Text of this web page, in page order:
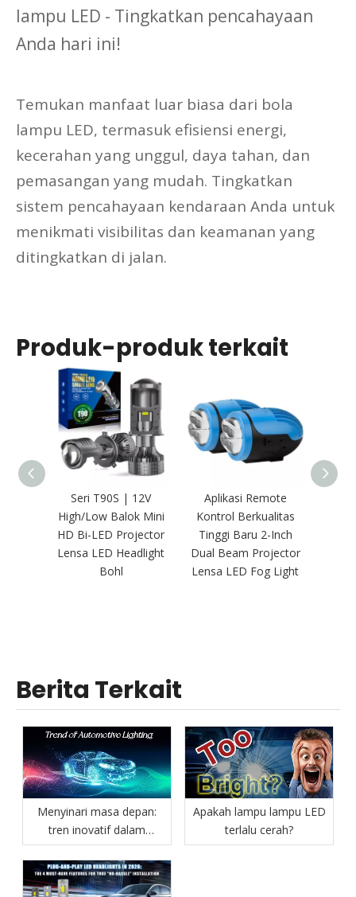
lampu LED - Tingkatkan pencahayaan
Anda hari ini!
Temukan manfaat luar biasa dari bola
lampu LED, termasuk efisiensi energi,
kecerahan yang unggul, daya tahan, dan
pemasangan yang mudah. Tingkatkan
sistem pencahayaan kendaraan Anda untuk
menikmati visibilitas dan keamanan yang
ditingkatkan di jalan.
Produk-produk terkait
Seri T90S | 12V
High/Low Balok Mini
HD Bi-LED Projector
Lensa LED Headlight
Bohl
Aplikasi Remote
Kontrol Berkualitas
Tinggi Baru 2-Inch
Dual Beam Projector
Lensa LED Fog Light
Berita Terkait
Menyinari masa depan:
tren inovatif dalam
pencahayaan otomotif
Apakah lampu lampu LED
terlalu cerah?